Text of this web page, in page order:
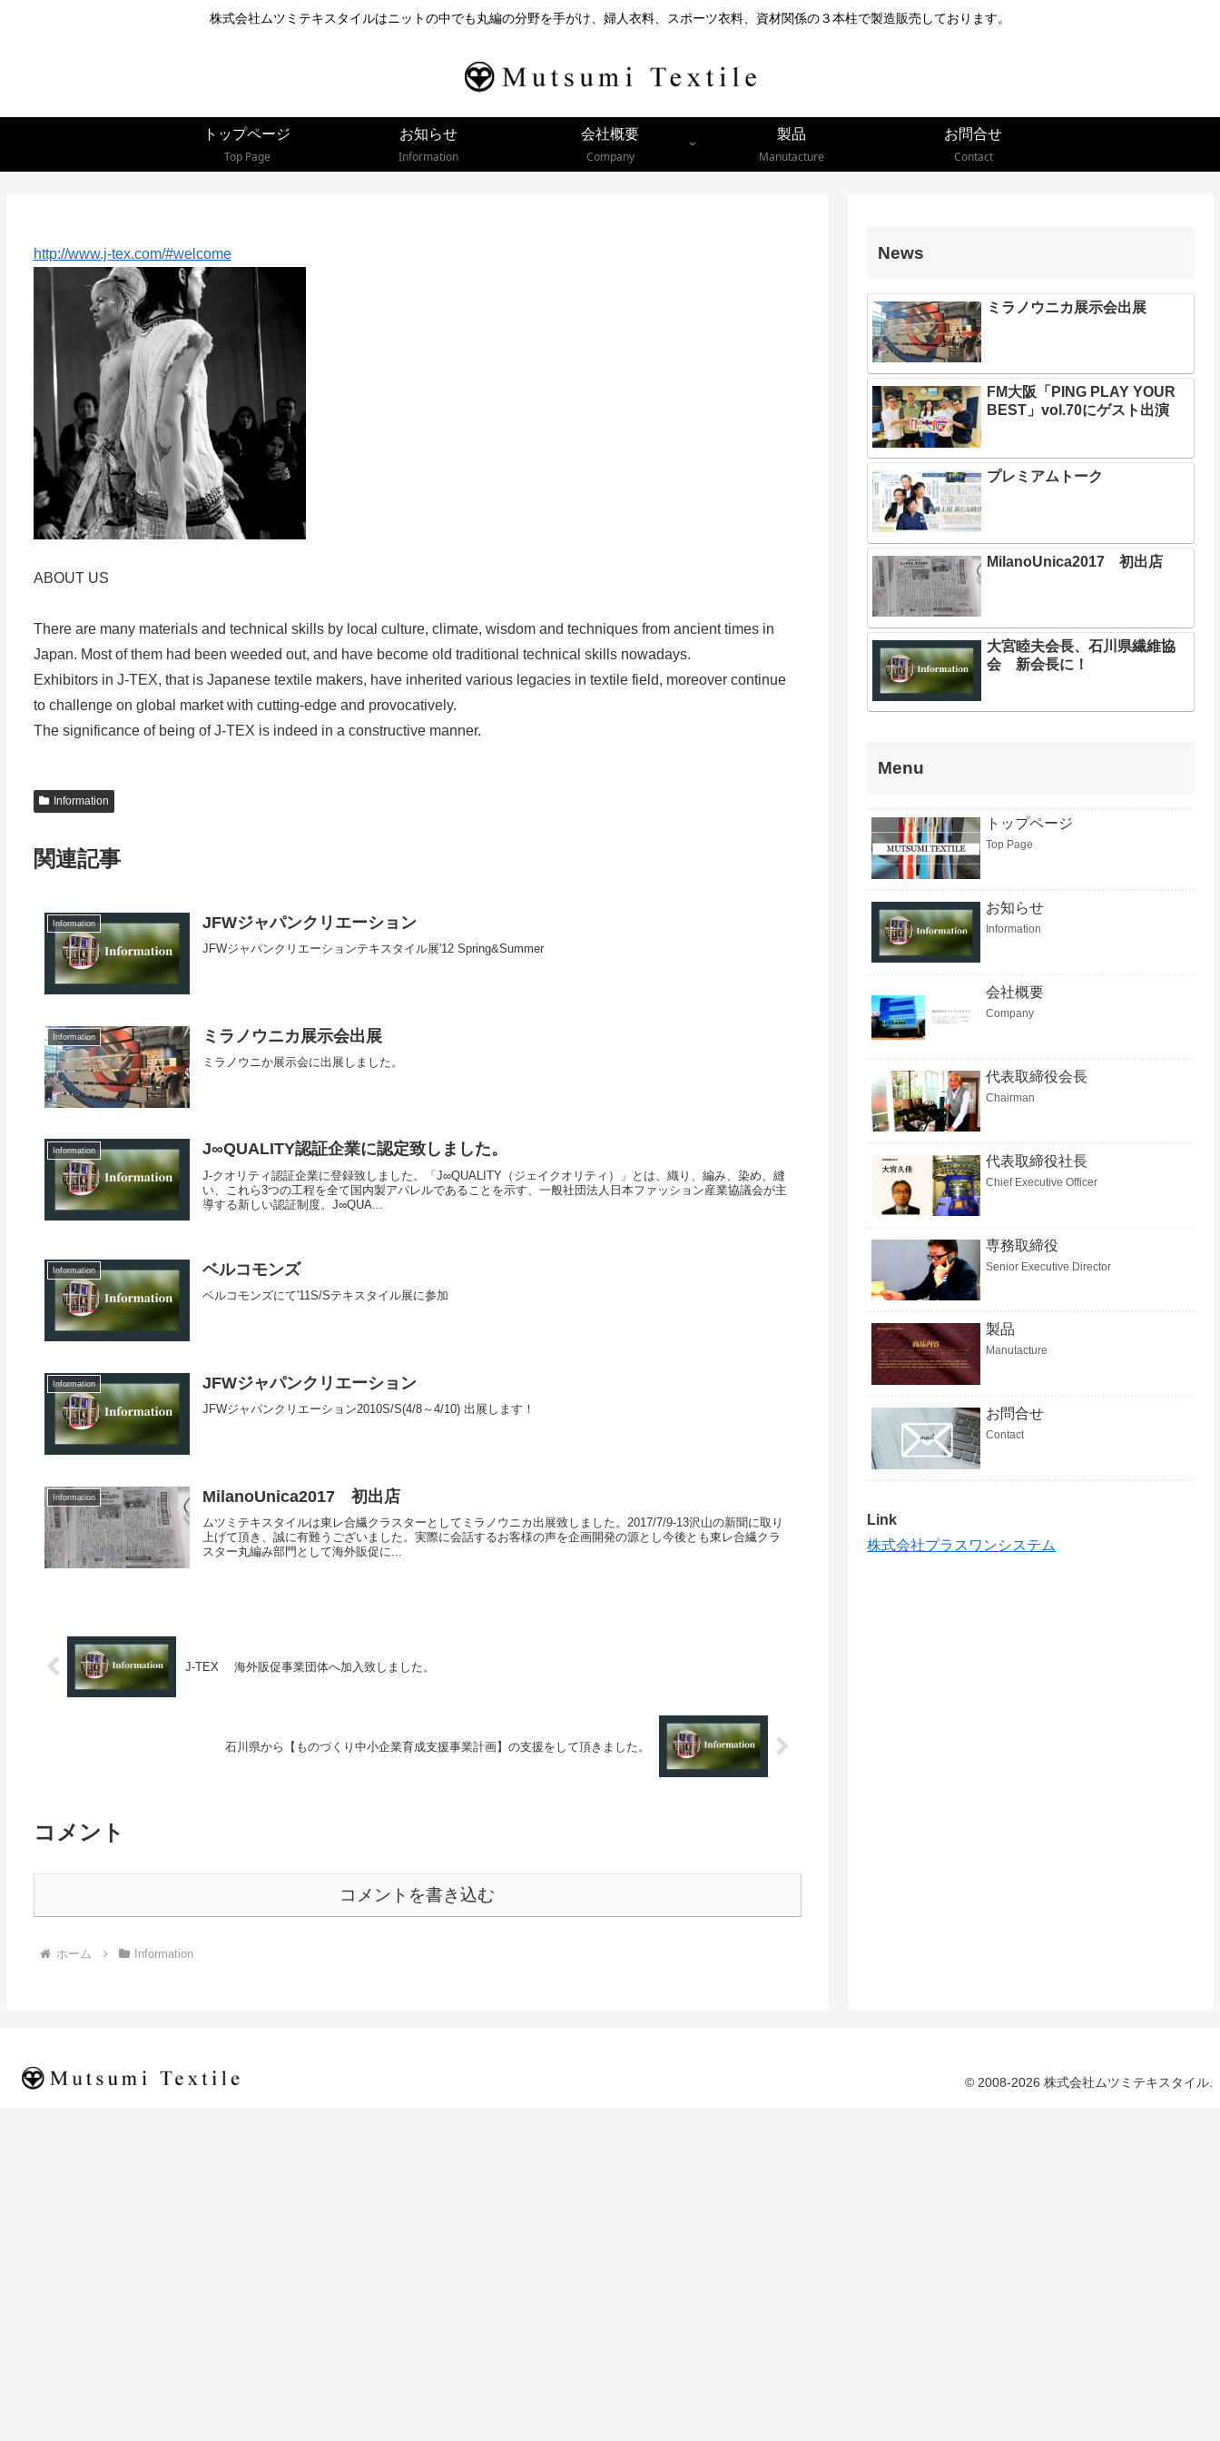
株式会社ムツミテキスタイルはニットの中でも丸編の分野を手がけ、婦人衣料、スポーツ衣料、資材関係の３本柱で製造販売しております。
トップページ
Top Page
お知らせ
Information
会社概要
Company
製品
Manutacture
お問合せ
Contact
http://www.j-tex.com/#welcome
ABOUT US
There are many materials and technical skills by local culture, climate, wisdom and techniques from ancient times in
Japan. Most of them had been weeded out, and have become old traditional technical skills nowadays.
Exhibitors in J-TEX, that is Japanese textile makers, have inherited various legacies in textile field, moreover continue
to challenge on global market with cutting-edge and provocatively.
The significance of being of J-TEX is indeed in a constructive manner.
Information
関連記事
Information JFWジャパンクリエーション
JFWジャパンクリエーションテキスタイル展'12 Spring&Summer
Information ミラノウニカ展示会出展
ミラノウニか展示会に出展しました。
Information J∞QUALITY認証企業に認定致しました。
J-クオリティ認証企業に登録致しました。「J∞QUALITY（ジェイクオリティ）」とは、織り、編み、染め、縫
い、これら3つの工程を全て国内製アパレルであることを示す、一般社団法人日本ファッション産業協議会が主
導する新しい認証制度。J∞QUA...
Information ベルコモンズ
ベルコモンズにて'11S/Sテキスタイル展に参加
Information JFWジャパンクリエーション
JFWジャパンクリエーション2010S/S(4/8～4/10) 出展します！
Information MilanoUnica2017 初出店
ムツミテキスタイルは東レ合繊クラスターとしてミラノウニカ出展致しました。2017/7/9-13沢山の新聞に取り
上げて頂き、誠に有難うございました。実際に会話するお客様の声を企画開発の源とし今後とも東レ合繊クラ
スター丸編み部門として海外販促に...
J-TEX 海外販促事業団体へ加入致しました。
石川県から【ものづくり中小企業育成支援事業計画】の支援をして頂きました。
コメント
コメントを書き込む
ホーム Information
News
ミラノウニカ展示会出展
FM大阪「PING PLAY YOUR
BEST」vol.70にゲスト出演
プレミアムトーク
MilanoUnica2017 初出店
大宮睦夫会長、石川県繊維協
会 新会長に！
Menu
トップページ
Top Page
お知らせ
Information
会社概要
Company
代表取締役会長
Chairman
代表取締役社長
Chief Executive Officer
専務取締役
Senior Executive Director
製品
Manutacture
お問合せ
Contact
Link
株式会社プラスワンシステム
© 2008-2026 株式会社ムツミテキスタイル.